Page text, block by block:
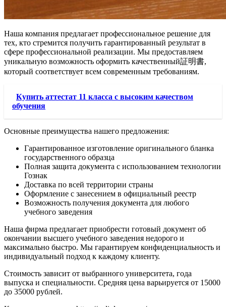
Наша компания предлагает профессиональное решение для
тех, кто стремится получить гарантированный результат в
сфере профессиональной реализации. Мы предоставляем
уникальную возможность оформить качественный証明書,
который соответствует всем современным требованиям.
Купить аттестат 11 класса с высоким качеством
обучения
Основные преимущества нашего предложения:
Гарантированное изготовление оригинального бланка
государственного образца
Полная защита документа с использованием технологии
Гознак
Доставка по всей территории страны
Оформление с занесением в официальный реестр
Возможность получения документа для любого
учебного заведения
Наша фирма предлагает приобрести готовый документ об
окончании высшего учебного заведения недорого и
максимально быстро. Мы гарантируем конфиденциальность и
индивидуальный подход к каждому клиенту.
Стоимость зависит от выбранного университета, года
выпуска и специальности. Средняя цена варьируется от 15000
до 35000 рублей.